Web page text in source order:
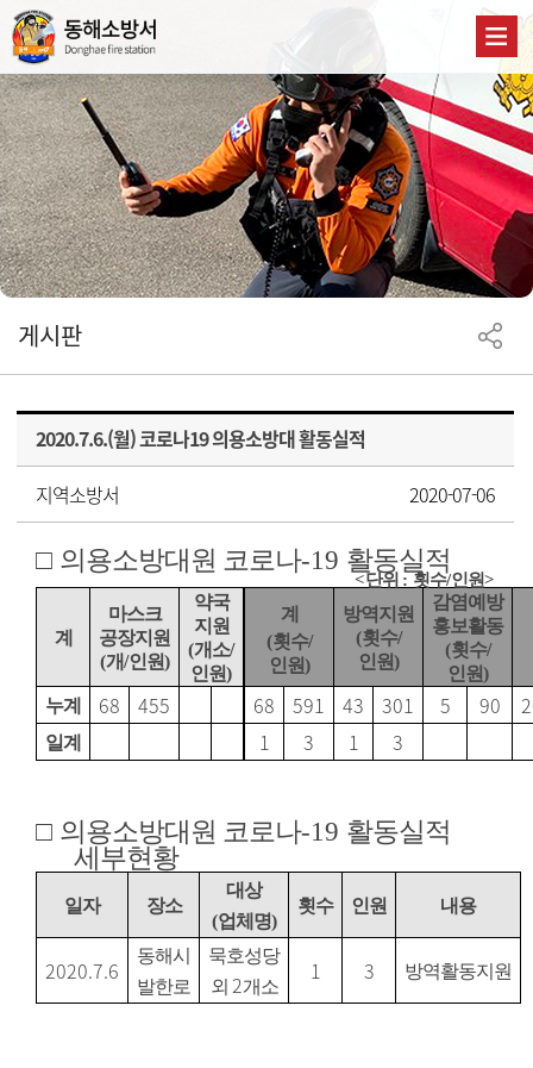
게시판
2020.7.6.(월) 코로나19 의용소방대 활동실적
지역소방서
2020-07-06
□ 의용소방대원 코로나-19 활동실적
<단위 : 횟수/인원>
계
마스크
공장지원
(개/인원)
약국
지원
(개소/
인원)
계
(횟수/
인원)
방역지원
(횟수/
인원)
감염예방
홍보활동
(횟수/
인원)
누계
68 455 68 591 43 301 5 90
일계 1 3 1 3
□ 의용소방대원 코로나-19 활동실적
세부현황
일자 장소
대상
(업체명)
횟수 인원 내용
2020.7.6
동해시
발한로
묵호성당
외 2개소
1 3 방역활동지원